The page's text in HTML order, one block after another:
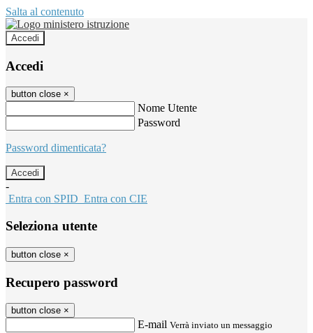
Salta al contenuto
Accedi
Accedi
button close ×
Nome Utente
Password
Password dimenticata?
-
Entra con SPID Entra con CIE
Seleziona utente
button close ×
Recupero password
button close ×
E-mail Verrà inviato un messaggio